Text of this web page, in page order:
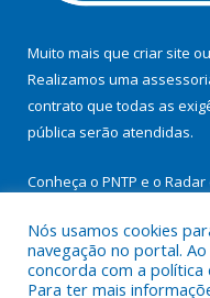
Muito mais que criar site ou
Realizamos uma
contrato que todas as
pública serão atendidas.
Conheça o PNTP e o Radar
Nós usamos cookies
navegação no portal.
concorda com a
Para ter mais